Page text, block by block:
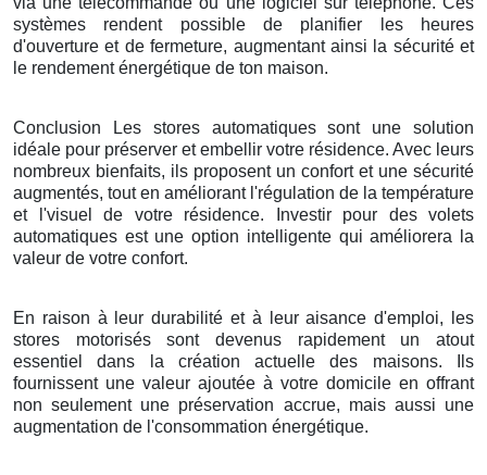
systèmes rendent possible de planifier les heures
d'ouverture et de fermeture, augmentant ainsi la sécurité et
le rendement énergétique de ton maison.
Conclusion Les stores automatiques sont une solution
idéale pour préserver et embellir votre résidence. Avec leurs
nombreux bienfaits, ils proposent un confort et une sécurité
augmentés, tout en améliorant l'régulation de la température
et l'visuel de votre résidence. Investir pour des volets
automatiques est une option intelligente qui améliorera la
valeur de votre confort.
En raison à leur durabilité et à leur aisance d'emploi, les
stores motorisés sont devenus rapidement un atout
essentiel dans la création actuelle des maisons. Ils
fournissent une valeur ajoutée à votre domicile en offrant
non seulement une préservation accrue, mais aussi une
augmentation de l'consommation énergétique.